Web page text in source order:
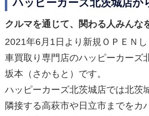
ハッピーカーズ北茨城店か
クルマを通じて、関わる人みんな
2021年6月1日より新規ＯＰＥＮし
車買取り専門店のハッピーカーズ
坂本（さかもと）です。
ハッピーカーズ北茨城店では北茨
隣接する高萩市や日立市までをカ